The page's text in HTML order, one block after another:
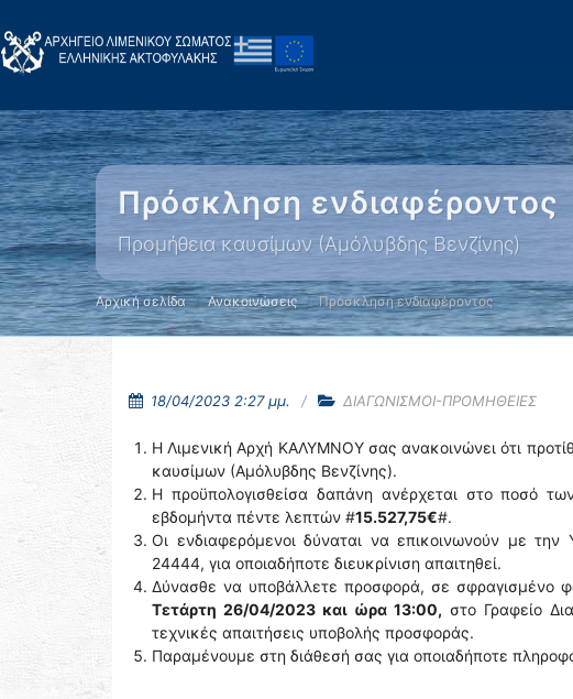
Πρόσκληση ενδιαφέροντος
Προμήθεια καυσίμων (Αμόλυβδης Βενζίνης)
Αρχική σελίδα Ανακοινώσεις Πρόσκληση ενδιαφέροντος
18/04/2023 2:27 μμ. ΔΙΑΓΩΝΙΣΜΟΙ-ΠΡΟΜΗΘΕΙΕΣ
Η Λιμενική Αρχή ΚΑΛΥΜΝΟΥ σας ανακοινώνει ότι
καυσίμων (Αμόλυβδης Βενζίνης).
Η προϋπολογισθείσα δαπάνη ανέρχεται στο ποσό
εβδομήντα πέντε λεπτών #15.527,75€#.
Οι ενδιαφερόμενοι δύναται να επικοινωνούν με
24444, για οποιαδήποτε διευκρίνιση απαιτηθεί.
Δύνασθε να υποβάλλετε προσφορά, σε σφραγισμένο
Τετάρτη 26/04/2023 και ώρα 13:00, στο Γραφείο
τεχνικές απαιτήσεις υποβολής προσφοράς.
Παραμένουμε στη διάθεσή σας για οποιαδήποτε